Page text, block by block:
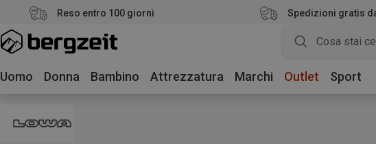
Reso entro 100 giorni Spedizioni gratis
Uomo Donna Bambino Attrezzatura Marchi Outlet Sport